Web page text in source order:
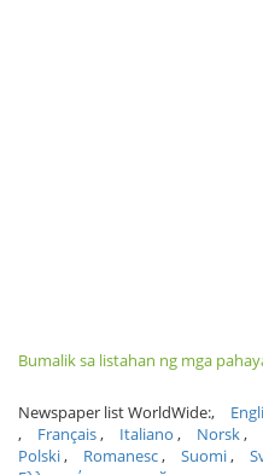
Bumalik sa listahan ng mga
Newspaper list WorldWide:
Français
Italiano Norsk
Polski
Romanesc Suomi